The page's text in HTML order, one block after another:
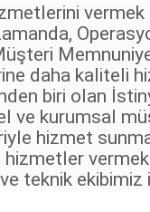
daha kaliteli
biri olan
ve kurumsal
hizmet
hizmetler
teknik